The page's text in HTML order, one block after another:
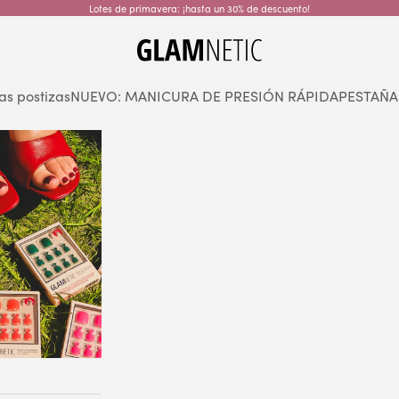
Lotes de primavera: ¡hasta un 30% de descuento!
glamnetic
postizasNUEVO: MANICURA DE PRESIÓN RÁPIDA